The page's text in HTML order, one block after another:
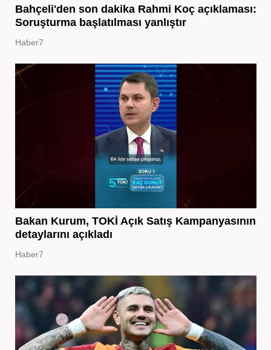
Bahçeli'den son dakika Rahmi Koç açıklaması:
Soruşturma başlatılması yanlıştır
Haber7
Bakan Kurum, TOKİ Açık Satış Kampanyasının
detaylarını açıkladı
Haber7